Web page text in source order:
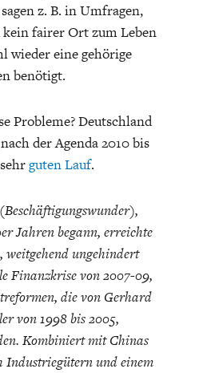
DEUTSCHE
z. B. in Umfragen,
kein fairer Ort zum Leben
wieder eine gehörige
benötigt.
Probleme? Deutschland
der Agenda 2010 bis
guten Lauf.
Jahren begann, erreichte
weitgehend ungehindert
Finanzkrise von 2007-09,
die von Gerhard
von 1998 bis 2005,
Kombiniert mit Chinas
Industriegütern und einem